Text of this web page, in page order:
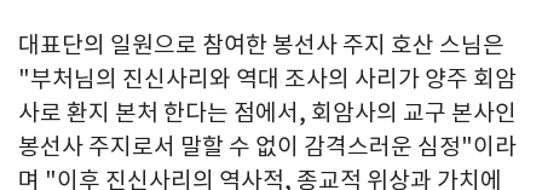
대표단의 일원으로 참여한 봉선사 주지 호산 스님은
"부처님의 진신사리와 역대 조사의 사리가 양주 회암
사로 환지 본처 한다는 점에서, 회암사의 교구 본사인
봉선사 주지로서 말할 수 없이 감격스러운 심정"이라
며 "이후 진신사리의 역사적, 종교적 위상과 가치에